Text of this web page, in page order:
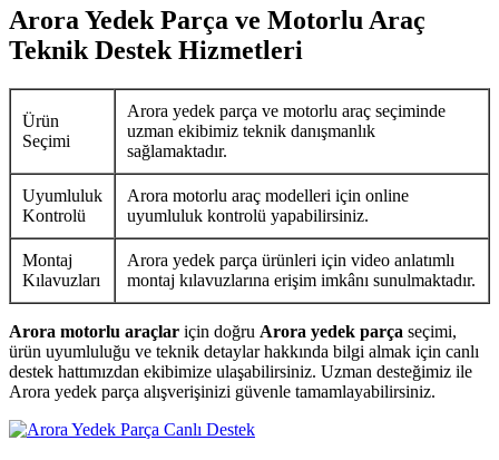
Arora Yedek Parça ve Motorlu Araç
Teknik Destek Hizmetleri
Ürün
Seçimi
Arora yedek parça ve motorlu araç seçiminde
uzman ekibimiz teknik danışmanlık
sağlamaktadır.
Uyumluluk
Kontrolü
Arora motorlu araç modelleri için online
uyumluluk kontrolü yapabilirsiniz.
Montaj
Kılavuzları
Arora yedek parça ürünleri için video anlatımlı
montaj kılavuzlarına erişim imkânı sunulmaktadır.
Arora motorlu araçlar için doğru Arora yedek parça seçimi,
ürün uyumluluğu ve teknik detaylar hakkında bilgi almak için canlı
destek hattımızdan ekibimize ulaşabilirsiniz. Uzman desteğimiz ile
Arora yedek parça alışverişinizi güvenle tamamlayabilirsiniz.